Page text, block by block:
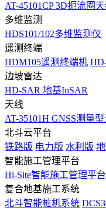
AT-45101CP 3D扼流圈
多维监测
HDS101/102多维监测仪
遥测终端
HDM105遥测终端机
边坡雷达
HD-SAR 地基InSAR
天线
AT-35101H GNSS测量
北斗云平台
铁路版 电力版 水利版
智能施工管理平台
Hi-Site智能施工管理平台
复合地基施工系统
北斗智能桩机系统